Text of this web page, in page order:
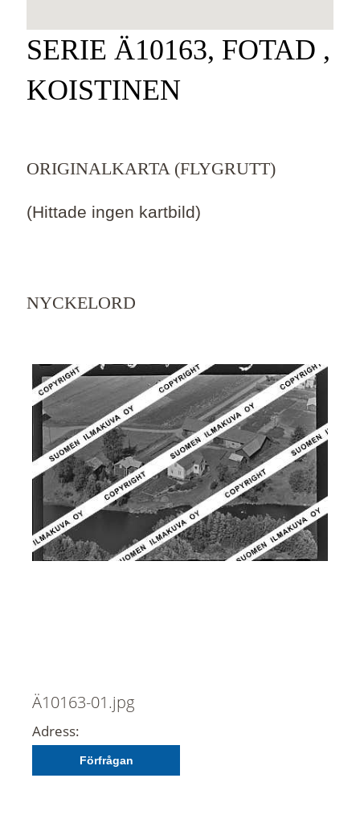
SERIE Ä10163, FOTAD ,
KOISTINEN
ORIGINALKARTA (FLYGRUTT)
(Hittade ingen kartbild)
NYCKELORD
Ä10163-01.jpg
Adress:
Förfrågan